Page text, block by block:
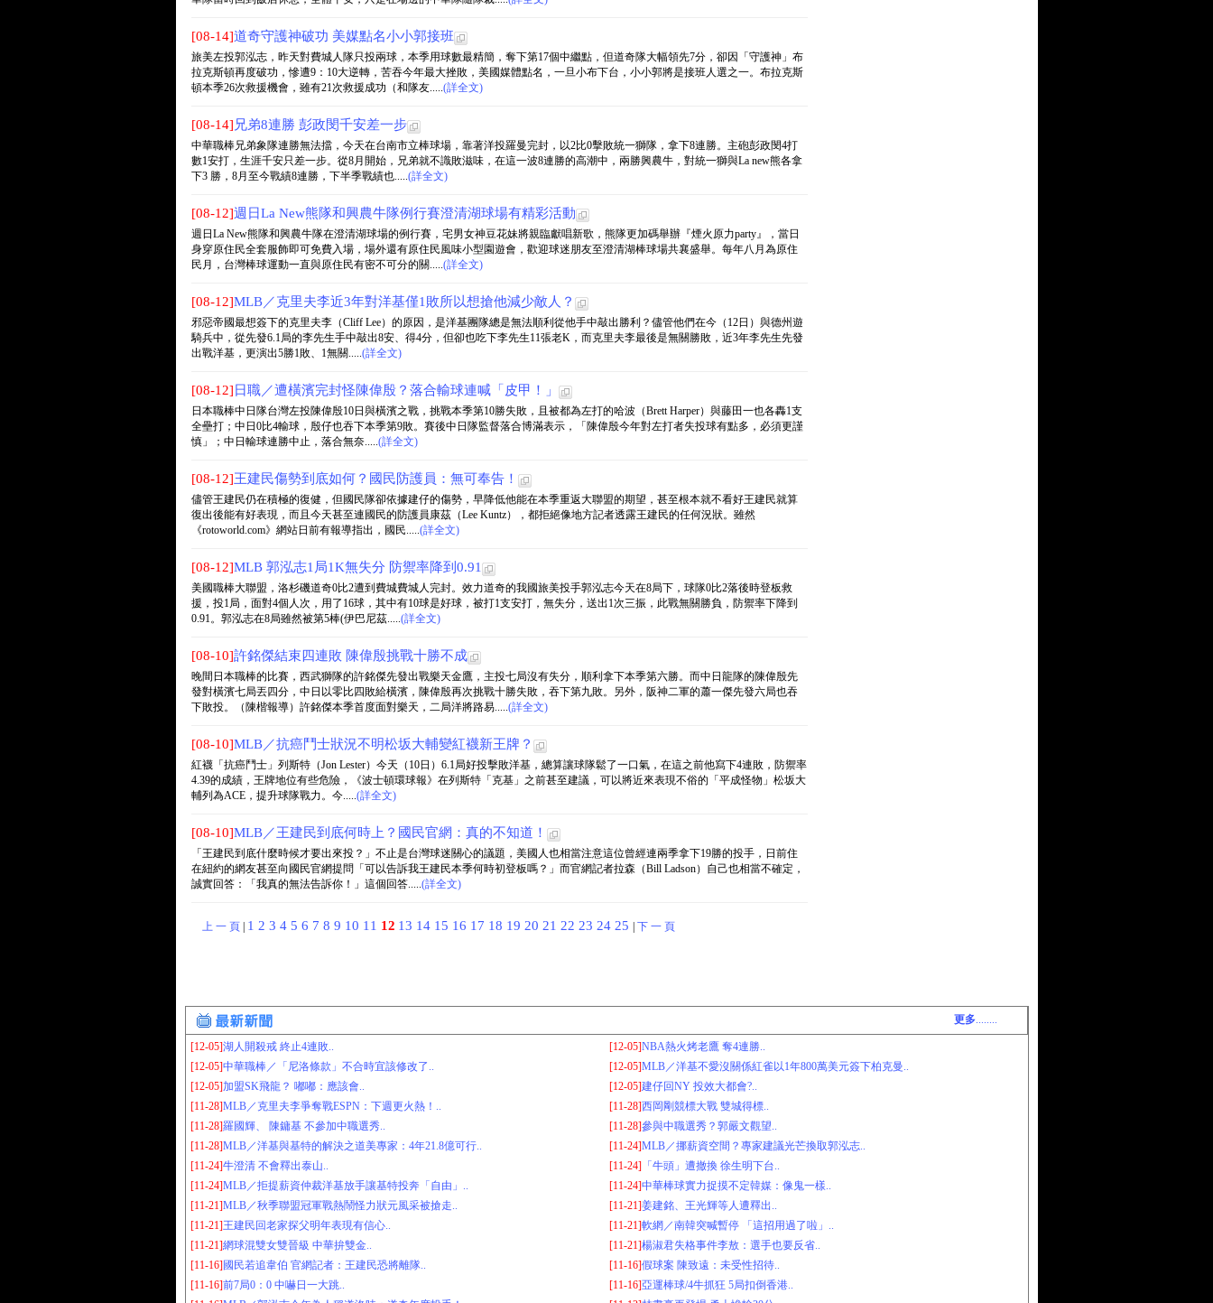
[08-14]道奇守護神破功 美媒點名小小郭接班
旅美左投郭泓志，昨天對費城人隊只投兩球，本季用球數最精簡，奪下第17個中繼點，但道奇隊大幅領先7分，卻因「守護神」布
拉克斯頓再度破功，慘遭9：10大逆轉，苦吞今年最大挫敗，美國媒體點名，一旦小布下台，小小郭將是接班人選之一。布拉克斯
頓本季26次救援機會，雖有21次救援成功（和隊友.....(詳全文)
[08-14] 兄弟8連勝 彭政閔千安差一步
中華職棒兄弟象隊連勝無法擋，今天在台南市立棒球場，靠著洋投羅曼完封，以2比0擊敗統一獅隊，拿下8連勝。主砲彭政閔4打
數1安打，生涯千安只差一步。從8月開始，兄弟就不識敗滋味，在這一波8連勝的高潮中，兩勝興農牛，對統一獅與La new熊各拿
下3 勝，8月至今戰績8連勝，下半季戰績也.....(詳全文)
[08-12]週日La New熊隊和興農牛隊例行賽澄清湖球場有精彩活動
週日La New熊隊和興農牛隊在澄清湖球場的例行賽，宅男女神豆花妹將親臨獻唱新歌，熊隊更加碼舉辦『煙火原力party』，當日
身穿原住民全套服飾即可免費入場，場外還有原住民風味小型園遊會，歡迎球迷朋友至澄清湖棒球場共襄盛舉。每年八月為原住
民月，台灣棒球運動一直與原住民有密不可分的關.....(詳全文)
[08-12]MLB／克里夫李近3年對洋基僅1敗所以想搶他減少敵人？
邪惡帝國最想簽下的克里夫李（Cliff Lee）的原因，是洋基團隊總是無法順利從他手中敲出勝利？儘管他們在今（12日）與德州遊
騎兵中，從先發6.1局的李先生手中敲出8安、得4分，但卻也吃下李先生11張老K，而克里夫李最後是無關勝敗，近3年李先生先發
出戰洋基，更演出5勝1敗、1無關.....(詳全文)
[08-12] 日職／遭橫濱完封怪陳偉殷？落合輸球連喊「皮甲！」
日本職棒中日隊台灣左投陳偉殷10日與橫濱之戰，挑戰本季第10勝失敗，且被都為左打的哈波（Brett Harper）與藤田一也各轟1支
全壘打；中日0比4輸球，殷仔也吞下本季第9敗。賽後中日隊監督落合博滿表示，「陳偉殷今年對左打者失投球有點多，必須更謹
慎」；中日輸球連勝中止，落合無奈.....(詳全文)
[08-12]王建民傷勢到底如何？國民防護員：無可奉告！
儘管王建民仍在積極的復健，但國民隊卻依據建仔的傷勢，早降低他能在本季重返大聯盟的期望，甚至根本就不看好王建民就算
復出後能有好表現，而且今天甚至連國民的防護員康茲（Lee Kuntz），都拒絕像地方記者透露王建民的任何況狀。雖然
《rotoworld.com》網站日前有報導指出，國民.....(詳全文)
[08-12]MLB 郭泓志1局1K無失分 防禦率降到0.91
美國職棒大聯盟，洛杉磯道奇0比2遭到費城費城人完封。效力道奇的我國旅美投手郭泓志今天在8局下，球隊0比2落後時登板救
援，投1局，面對4個人次，用了16球，其中有10球是好球，被打1支安打，無失分，送出1次三振，此戰無關勝負，防禦率下降到
0.91。郭泓志在8局雖然被第5棒(伊巴尼茲.....(詳全文)
[08-10]許銘傑結束四連敗 陳偉殷挑戰十勝不成
晚間日本職棒的比賽，西武獅隊的許銘傑先發出戰樂天金鷹，主投七局沒有失分，順利拿下本季第六勝。而中日龍隊的陳偉殷先
發對橫濱七局丟四分，中日以零比四敗給橫濱，陳偉殷再次挑戰十勝失敗，吞下第九敗。另外，阪神二軍的蕭一傑先發六局也吞
下敗投。（陳楷報導）許銘傑本季首度面對樂天，二局洋將路易.....(詳全文)
[08-10]MLB／抗癌鬥士狀況不明松坂大輔變紅襪新王牌？
紅襪「抗癌鬥士」列斯特（Jon Lester）今天（10日）6.1局好投擊敗洋基，總算讓球隊鬆了一口氣，在這之前他寫下4連敗，防禦率
4.39的成績，王牌地位有些危險，《波士頓環球報》在列斯特「克基」之前甚至建議，可以將近來表現不俗的「平成怪物」松坂大
輔列為ACE，提升球隊戰力。今.....(詳全文)
[08-10]MLB／王建民到底何時上？國民官網：真的不知道！
「王建民到底什麼時候才要出來投？」不止是台灣球迷關心的議題，美國人也相當注意這位曾經連兩季拿下19勝的投手，日前住
在紐約的網友甚至向國民官網提問「可以告訴我王建民本季何時初登板嗎？」而官網記者拉森（Bill Ladson）自己也相當不確定，
誠實回答：「我真的無法告訴你！」這個回答.....(詳全文)
上 一 頁| 1 2 3 4 5 6 7 8 9 10 11 12 13 14 15 16 17 18 19 20 21 22 23 24 25 下 一 頁
更多........
[12-05]湖人開殺戒 終止4連敗.. [12-05]NBA熱火烤老鷹 奪4連勝..
[12-05]中華職棒／「尼洛條款」不合時宜該修改了.. [12-05]MLB／洋基不愛沒關係紅雀以1年800萬美元簽下柏克曼..
[12-05]加盟SK飛龍？ 嘟嘟：應該會.. [12-05]建仔回NY 投效大都會?..
[11-28]MLB／克里夫李爭奪戰ESPN：下週更火熱！.. [11-28]西岡剛競標大戰 雙城得標..
[11-28]羅國輝、 陳鏞基 不參加中職選秀.. [11-28]參與中職選秀？郭嚴文觀望..
[11-28]MLB／洋基與基特的解決之道美專家：4年21.8億可行.. [11-24]MLB／挪薪資空間？專家建議光芒換取郭泓志..
[11-24]牛澄清 不會釋出泰山.. [11-24] 「牛頭」遭撤換 徐生明下台..
[11-24]MLB／拒提薪資仲裁洋基放手讓基特投奔「自由」.. [11-24]中華棒球實力捉摸不定韓媒：像鬼一樣..
[11-21]MLB／秋季聯盟冠軍戰熱鬧怪力狀元風采被搶走.. [11-21]姜建銘、王光輝等人遭釋出..
[11-21]王建民回老家探父明年表現有信心.. [11-21]軟網／南韓突喊暫停 「這招用過了啦」..
[11-21]網球混雙女雙晉級 中華拚雙金.. [11-21]楊淑君失格事件李敖：選手也要反省..
[11-16] 國民若追韋伯 官網記者：王建民恐將離隊.. [11-16]假球案 陳致遠：未受性招待..
[11-16]前7局0：0 中嚇日一大跳.. [11-16]亞運棒球/4牛抓狂 5局扣倒香港..